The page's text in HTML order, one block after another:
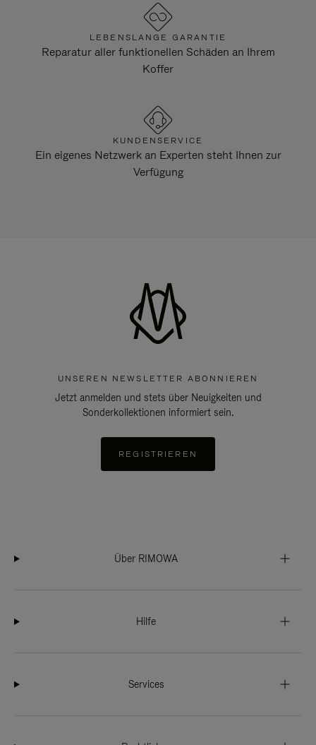
LEBENSLANGE GARANTIE
Reparatur aller funktionellen Schäden an Ihrem
Koffer
KUNDENSERVICE
Ein eigenes Netzwerk an Experten steht Ihnen zur
Verfügung
UNSEREN NEWSLETTER ABONNIEREN
Jetzt anmelden und stets über Neuigkeiten und
Sonderkollektionen informiert sein.
REGISTRIEREN
Über RIMOWA
Hilfe
Services